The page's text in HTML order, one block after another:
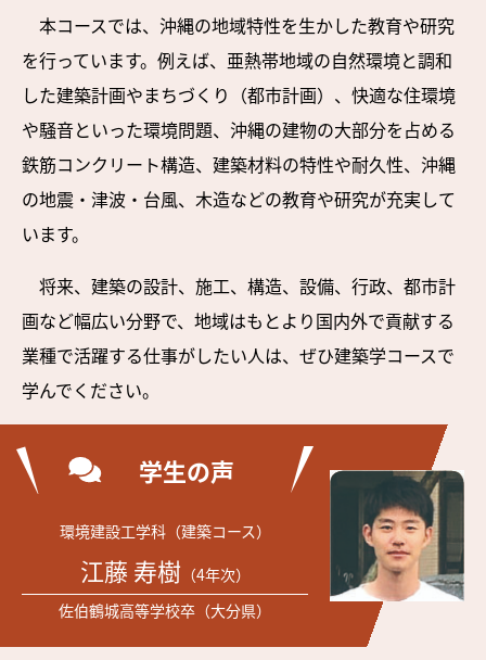
本コースでは、沖縄の地域特性を生かした教育や研究
を行っています。例えば、亜熱帯地域の自然環境と調和
した建築計画やまちづくり（都市計画）、快適な住環境
や騒音といった環境問題、沖縄の建物の大部分を占める
鉄筋コンクリート構造、建築材料の特性や耐久性、沖縄
の地震・津波・台風、木造などの教育や研究が充実して
います。
将来、建築の設計、施工、構造、設備、行政、都市計
画など幅広い分野で、地域はもとより国内外で貢献する
業種で活躍する仕事がしたい人は、ぜひ建築学コースで
学んでください。
学生の声
環境建設工学科（建築コース）
江藤 寿樹（4年次）
佐伯鶴城高等学校卒（大分県）